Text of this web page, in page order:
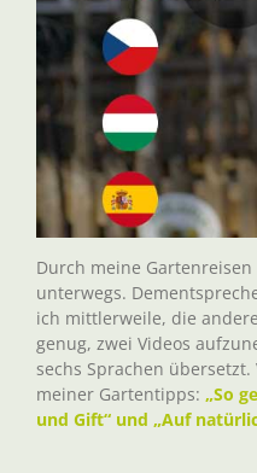
Durch meine
unterwegs.
ich mittlerweile, die
genug, zwei Videos
sechs Sprachen
meiner Gartentipps: „So
und Gift“ und „Auf